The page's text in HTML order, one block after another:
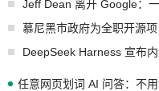
Jeff Dean 离开 Google：
慕尼黑市政府为全职开源
任意网页划词 AI 问答：不